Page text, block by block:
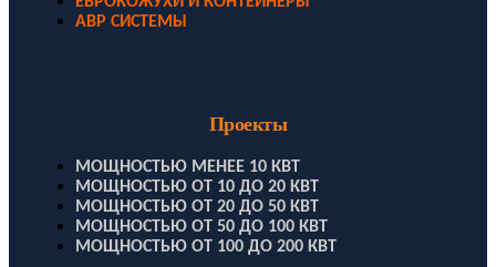
АВР СИСТЕМЫ
Проекты
МОЩНОСТЬЮ МЕНЕЕ 10 КВТ
МОЩНОСТЬЮ ОТ 10 ДО 20 КВТ
МОЩНОСТЬЮ ОТ 20 ДО 50 КВТ
МОЩНОСТЬЮ ОТ 50 ДО 100 КВТ
МОЩНОСТЬЮ ОТ 100 ДО 200 КВТ